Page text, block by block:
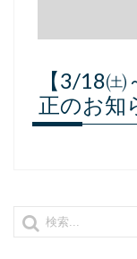
【3/18
正のお知